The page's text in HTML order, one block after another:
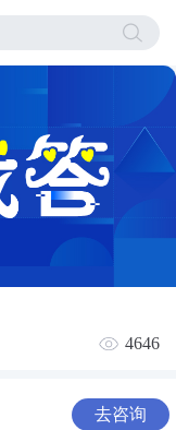
4646
去咨询